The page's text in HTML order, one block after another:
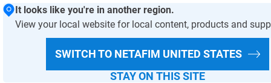
It looks like you're in another region.
View your local website for local content, products and
SWITCH TO NETAFIM UNITED STATES
STAY ON THIS SITE